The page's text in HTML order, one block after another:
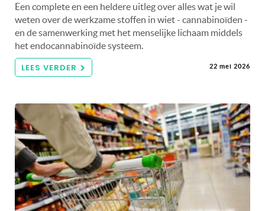
Een complete en een heldere uitleg over alles wat je wil
weten over de werkzame stoffen in wiet - cannabinoïden -
en de samenwerking met het menselijke lichaam middels
het endocannabinoïde systeem.
LEES VERDER 22 mei 2026